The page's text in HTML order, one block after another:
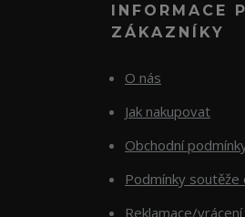
INFORMACE
ZÁKAZNÍKY
O nás
Jak nakupovat
Obchodní
Podmínky soutěže
Reklamace/